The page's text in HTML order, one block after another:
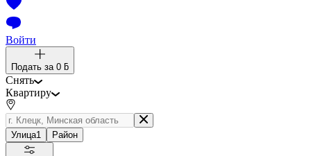
Войти
Подать за 0 ƃ
Снять
Квартиру
Улица1 Район